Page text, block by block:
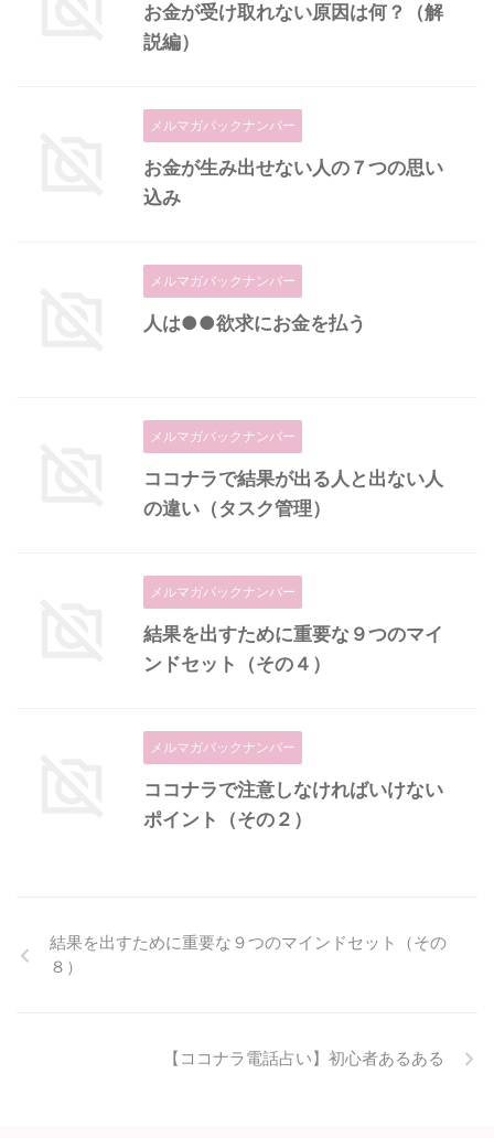
お金が受け取れない原因は何？（解
説編）
メルマガバックナンバー
お金が生み出せない人の７つの思い
込み
メルマガバックナンバー
人は●●欲求にお金を払う
メルマガバックナンバー
ココナラで結果が出る人と出ない人
の違い（タスク管理）
メルマガバックナンバー
結果を出すために重要な９つのマイ
ンドセット（その４）
メルマガバックナンバー
ココナラで注意しなければいけない
ポイント（その２）
結果を出すために重要な９つのマインドセット（その
８）
【ココナラ電話占い】初心者あるある